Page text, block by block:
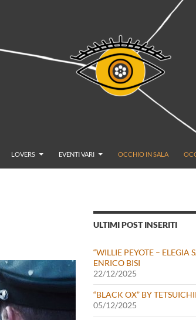
LOVERS EVENTI VARI OCCHIO IN SALA
ULTIMI POST INSERITI
“WILLIE PEYOTE – ELEGIA
ENRICO BISI
22/12/2025
“BLACK OX” BY
05/12/2025